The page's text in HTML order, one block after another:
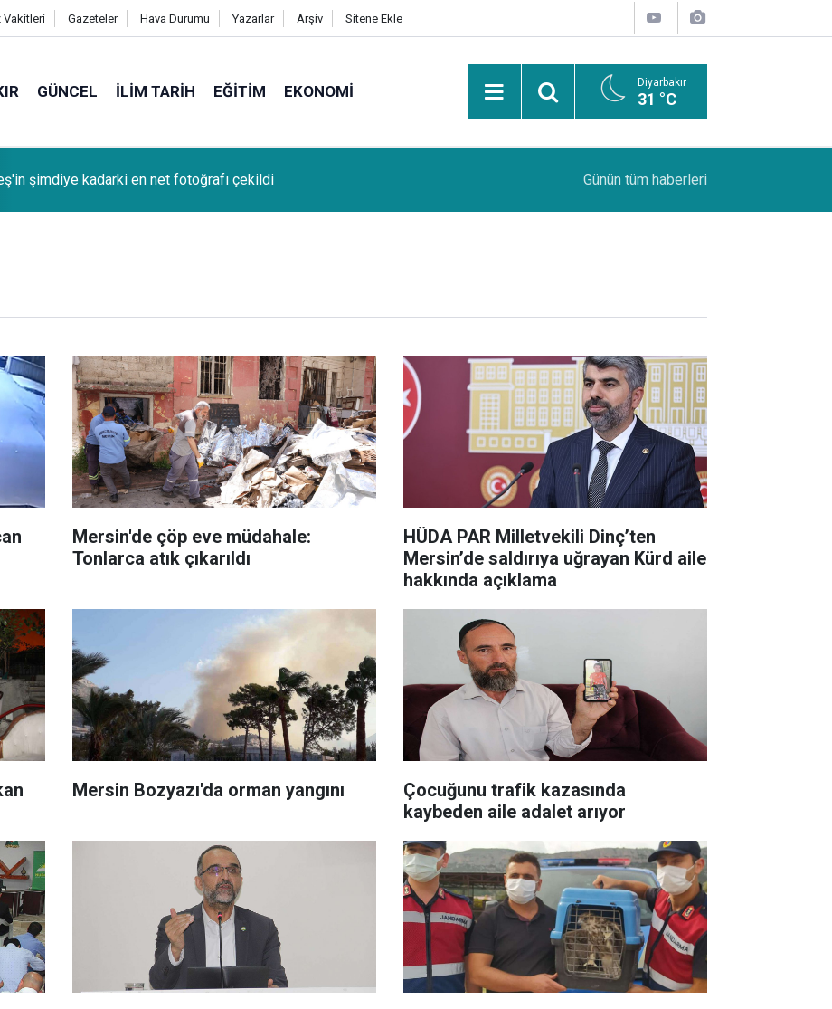
Vakitleri Gazeteler Hava Durumu Yazarlar Arşiv Sitene Ekle
GÜNCEL İLIM TARIH EĞITIM EKONOMI Diyarbakır
31 °C
(Bağcağê) Köyünden Osman Tunç'un oğlu SAMET TUNÇ vefat
başarı sırasına göre tercih yapılmalı
Günün tüm haberleri
Mersin'de çöp eve müdahale:
Tonlarca atık çıkarıldı
HÜDA PAR Milletvekili Dinç’ten
Mersin’de saldırıya uğrayan Kürd aile
hakkında açıklama
Mersin Bozyazı'da orman yangını
Çocuğunu trafik kazasında
kaybeden aile adalet arıyor